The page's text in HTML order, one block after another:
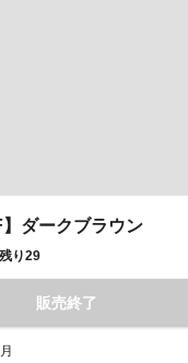
】ダークブラウン
残り29
販売終了